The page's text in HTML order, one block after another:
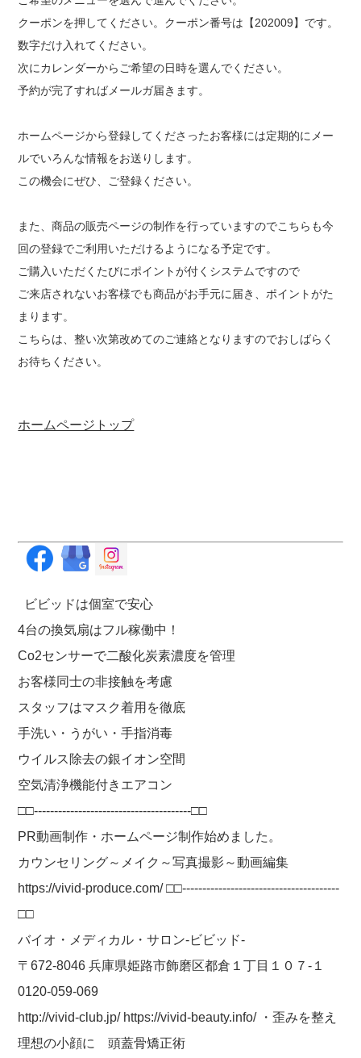
クーポンを押してください。クーポン番号は【202009】です。
数字だけ入れてください。
次にカレンダーからご希望の日時を選んでください。
予約が完了すればメールガ届きます。
ホームページから登録してくださったお客様には定期的にメー
ルでいろんな情報をお送りします。
この機会にぜひ、ご登録ください。
また、商品の販売ページの制作を行っていますのでこちらも今
回の登録でご利用いただけるようになる予定です。
ご購入いただくたびにポイントが付くシステムですので
ご来店されないお客様でも商品がお手元に届き、ポイントがた
まります。
こちらは、整い次第改めてのご連絡となりますのでおしばらく
お待ちください。
ホームページトップ
ビビッドは個室で安心
4台の換気扇はフル稼働中！
Co2センサーで二酸化炭素濃度を管理
お客様同士の非接触を考慮
スタッフはマスク着用を徹底
手洗い・うがい・手指消毒
ウイルス除去の銀イオン空間
空気清浄機能付きエアコン
□□---------------------------------------□□
PR動画制作・ホームページ制作始めました。
カウンセリング～メイク～写真撮影～動画編集
https://vivid-produce.com/ □□---------------------------------------
□□
バイオ・メディカル・サロン-ビビッド-
〒672-8046 兵庫県姫路市飾磨区都倉１丁目１０７-１
0120-059-069
http://vivid-club.jp/ https://vivid-beauty.info/ ・歪みを整え
理想の小顔に 頭蓋骨矯正術